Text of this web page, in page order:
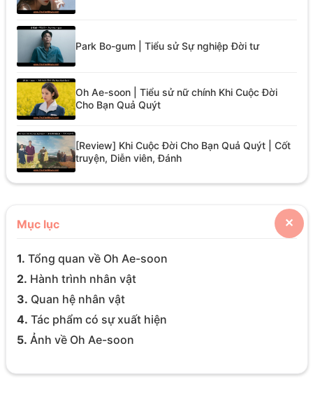
Park Bo-gum | Tiểu sử Sự nghiệp Đời tư
Oh Ae-soon | Tiểu sử nữ chính Khi Cuộc Đời
Cho Bạn Quả Quýt
[Review] Khi Cuộc Đời Cho Bạn Quả Quýt | Cốt
truyện, Diễn viên, Đánh
✕
Mục lục
1. Tổng quan về Oh Ae-soon
2. Hành trình nhân vật
3. Quan hệ nhân vật
4. Tác phẩm có sự xuất hiện
5. Ảnh về Oh Ae-soon